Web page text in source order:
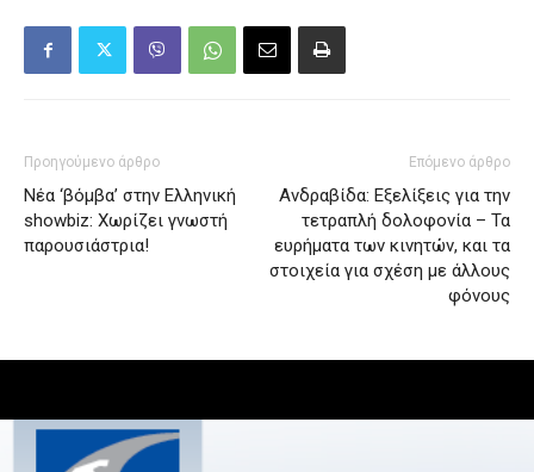
Προηγούμενο άρθρο
Νέα ‘βόμβα’ στην Ελληνική
showbiz: Χωρίζει γνωστή
παρουσιάστρια!
Επόμενο άρθρο
Ανδραβίδα: Εξελίξεις για την
τετραπλή δολοφονία – Τα
ευρήματα των κινητών, και τα
στοιχεία για σχέση με άλλους
φόνους